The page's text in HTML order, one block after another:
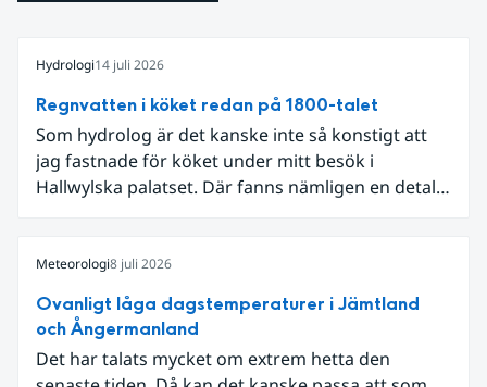
Hydrologi14 juli 2026
Regnvatten i köket redan på 1800-talet
Som hydrolog är det kanske inte så konstigt att
jag fastnade för köket under mitt besök i
Hallwylska palatset. Där fanns nämligen en detalj
Meteorologi8 juli 2026
Ovanligt låga dagstemperaturer i Jämtland
och Ångermanland
Det har talats mycket om extrem hetta den